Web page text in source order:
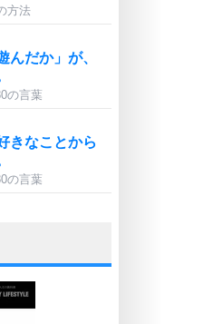
方法
んだか」が、
の言葉
きなことから
の言葉
見ない。